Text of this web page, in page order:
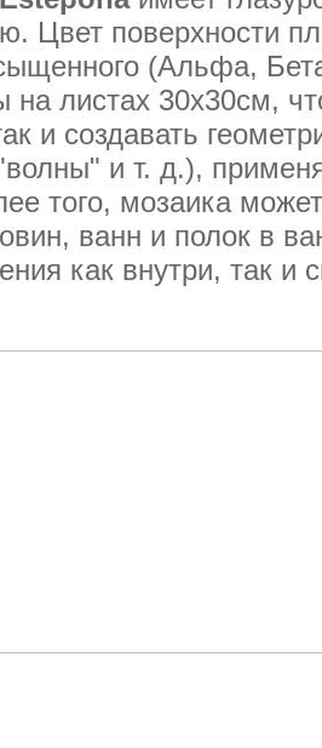
Цвет поверхности
(Альфа,
листах 30x30см,
и создавать
и т. д.),
того, мозаика
ванн и полок в
как внутри, так и